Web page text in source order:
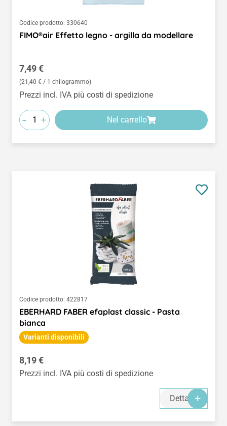
Codice prodotto: 330640
FIMO®air Effetto legno - argilla da modellare
Prezzo normale:
7,49 €
(21,40 € / 1 chilogrammo)
Prezzi incl. IVA più costi di spedizione
- + Nel carrello
Codice prodotto: 422817
EBERHARD FABER efaplast classic - Pasta
bianca
Varianti disponibili
Prezzo normale:
8,19 €
Prezzi incl. IVA più costi di spedizione
Dettagli